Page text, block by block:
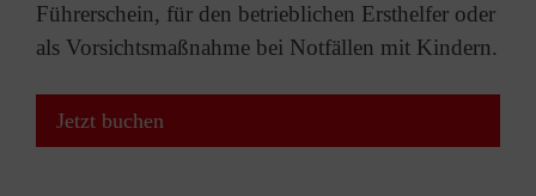
Führerschein, für den betrieblichen Ersthelfer oder
als Vorsichtsmaßnahme bei Notfällen mit Kindern.
Jetzt buchen